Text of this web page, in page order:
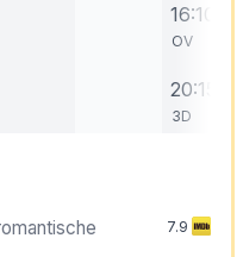
16:10
OV
20:15
3D
7.9